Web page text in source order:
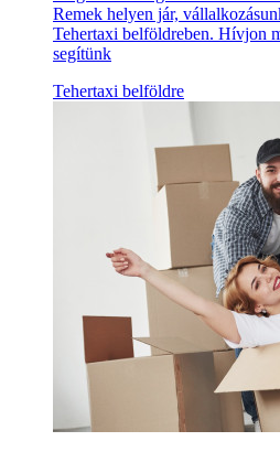
Remek helyen jár,
Tehertaxi belföldreben. Hívjon
segítünk
Tehertaxi belföldre